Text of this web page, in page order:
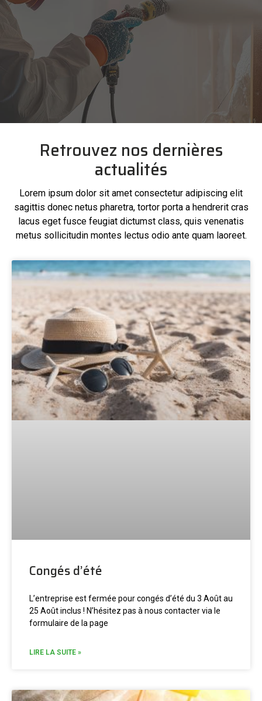
Retrouvez nos dernières
actualités
Lorem ipsum dolor sit amet consectetur adipiscing elit
sagittis donec netus pharetra, tortor porta a hendrerit cras
lacus eget fusce feugiat dictumst class, quis venenatis
metus sollicitudin montes lectus odio ante quam laoreet.
Congés d’été
L’entreprise est fermée pour congés d’été du 3 Août au
25 Août inclus ! N’hésitez pas à nous contacter via le
formulaire de la page
LIRE LA SUITE »